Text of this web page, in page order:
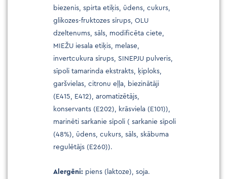
biezenis, spirta etiķis, ūdens, cukurs,
glikozes-fruktozes sīrups, OLU
dzeltenums, sāls, modificēta ciete,
MIEŽU iesala etiķis, melase,
invertcukura sīrups, SINEPJU pulveris,
sīpoli tamarinda ekstrakts, ķiploks,
garšvielas, citronu eļļa, biezinātāji
(E415, E412), aromatizētājs,
konservants (E202), krāsviela (E101)),
marinēti sarkanie sīpoli ( sarkanie sīpoli
(48%), ūdens, cukurs, sāls, skābuma
regulētājs (E260)).
Alergēni: piens (laktoze), soja.